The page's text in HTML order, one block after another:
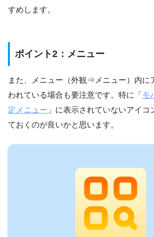
すめします。
ポイント2：メニュー
また、メニュー（外観⇒メニュー）内に
われている場合も要注意です。特に「 モ
定メニュー 」に表示されていないアイコ
ておくのが良いかと思います。